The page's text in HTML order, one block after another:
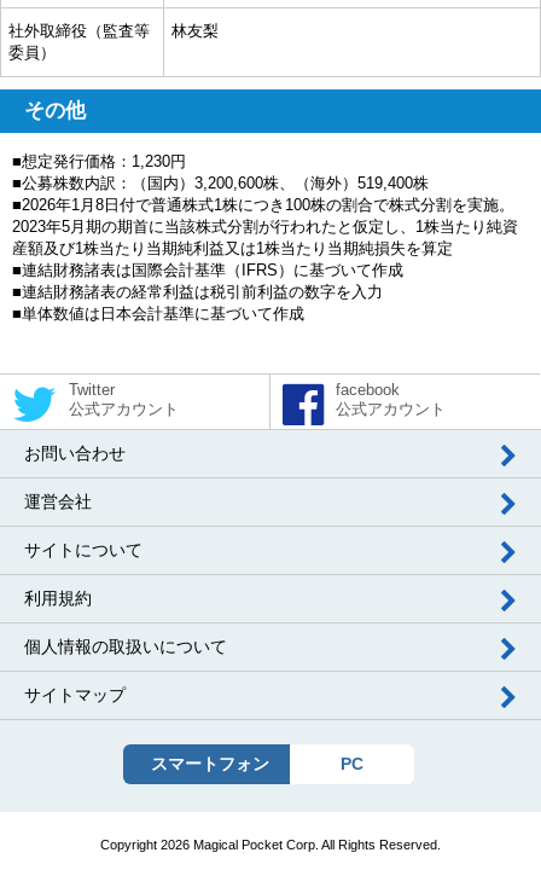
社外取締役（監査等
委員）
林友梨
その他
■想定発行価格：1,230円
■公募株数内訳：（国内）3,200,600株、（海外）519,400株
■2026年1月8日付で普通株式1株につき100株の割合で株式分割を実施。
2023年5月期の期首に当該株式分割が行われたと仮定し、1株当たり純資
産額及び1株当たり当期純利益又は1株当たり当期純損失を算定
■連結財務諸表は国際会計基準（IFRS）に基づいて作成
■連結財務諸表の経常利益は税引前利益の数字を入力
■単体数値は日本会計基準に基づいて作成
Twitter
公式アカウント
facebook
公式アカウント
お問い合わせ
運営会社
サイトについて
利用規約
個人情報の取扱いについて
サイトマップ
スマートフォン PC
Copyright 2026 Magical Pocket Corp. All Rights Reserved.